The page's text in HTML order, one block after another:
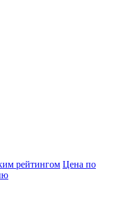
рейтингом Цена по